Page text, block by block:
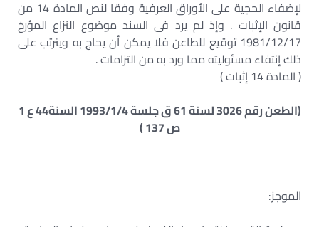
لإضفاء الحجية على الأوراق العرفية وفقا لنص المادة 14 من
قانون الإثبات . وإذ لم يرد فى السند موضوع النزاع المؤرخ
1981/12/17 توقيع للطاعن فلا يمكن أن يحاج به ويترتب على
ذلك إنتفاء مسئوليته مما ورد به من التزامات .
( المادة 14 إثبات )
(الطعن رقم 3026 لسنة 61 ق جلسة 1993/1/4 السنة44 ع 1
ص 137 )
الموجز: